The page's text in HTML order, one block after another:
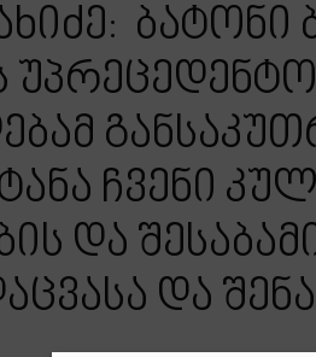
ბატონი
უპრეცედენტო
ჩვენი
და
და